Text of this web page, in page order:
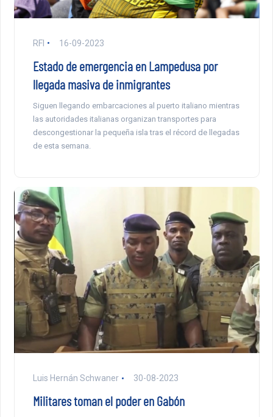
RFI 16-09-2023
Estado de emergencia en Lampedusa por
llegada masiva de inmigrantes
Siguen llegando embarcaciones al puerto italiano mientras
las autoridades italianas organizan transportes para
descongestionar la pequeña isla tras el récord de llegadas
de esta semana.
Luis Hernán Schwaner 30-08-2023
Militares toman el poder en Gabón